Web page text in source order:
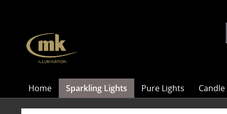
Home Sparkling Lights Pure Lights